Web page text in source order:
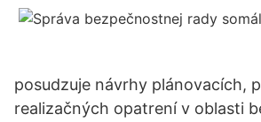
posudzuje návrhy plánovacích,
realizačných opatrení v oblasti